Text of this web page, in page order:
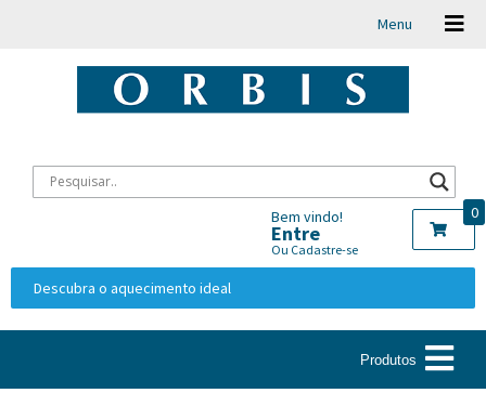
Menu
Bem vindo!
Entre
Ou Cadastre-se
0
Descubra o aquecimento ideal
Produtos